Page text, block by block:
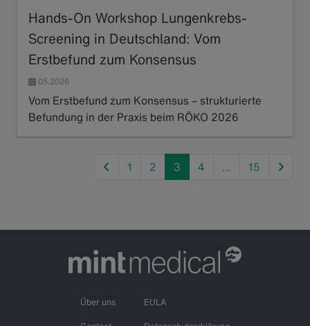
Hands-On Workshop Lungenkrebs-
Screening in Deutschland: Vom
Erstbefund zum Konsensus
05.2026
Vom Erstbefund zum Konsensus – strukturierte
Befundung in der Praxis beim RÖKO 2026
previous
1 2 3 4 … 15
Über uns EULA